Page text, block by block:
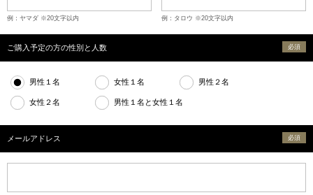
例：ヤマダ ※20文字以内 例：タロウ ※20文字以内
ご購入予定の方の性別と人数 必須
男性１名 女性１名 男性２名
女性２名 男性１名と女性１名
メールアドレス 必須